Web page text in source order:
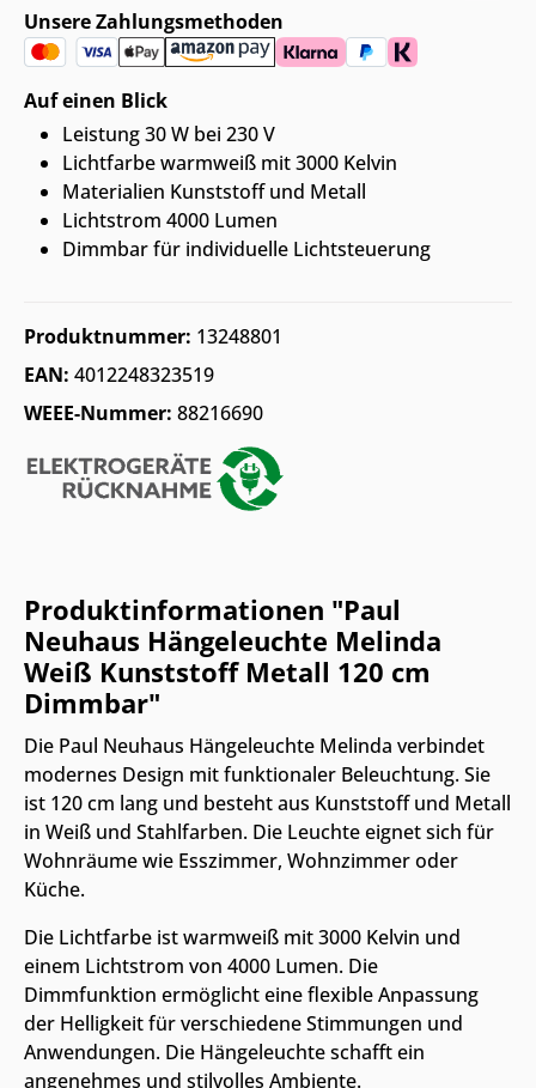
Unsere Zahlungsmethoden
Auf einen Blick
Leistung 30 W bei 230 V
Lichtfarbe warmweiß mit 3000 Kelvin
Materialien Kunststoff und Metall
Lichtstrom 4000 Lumen
Dimmbar für individuelle Lichtsteuerung
Produktnummer: 13248801
EAN: 4012248323519
WEEE-Nummer: 88216690
Produktinformationen "Paul
Neuhaus Hängeleuchte Melinda
Weiß Kunststoff Metall 120 cm
Dimmbar"
Die Paul Neuhaus Hängeleuchte Melinda verbindet
modernes Design mit funktionaler Beleuchtung. Sie
ist 120 cm lang und besteht aus Kunststoff und Metall
in Weiß und Stahlfarben. Die Leuchte eignet sich für
Wohnräume wie Esszimmer, Wohnzimmer oder
Küche.
Die Lichtfarbe ist warmweiß mit 3000 Kelvin und
einem Lichtstrom von 4000 Lumen. Die
Dimmfunktion ermöglicht eine flexible Anpassung
der Helligkeit für verschiedene Stimmungen und
Anwendungen. Die Hängeleuchte schafft ein
angenehmes und stilvolles Ambiente.